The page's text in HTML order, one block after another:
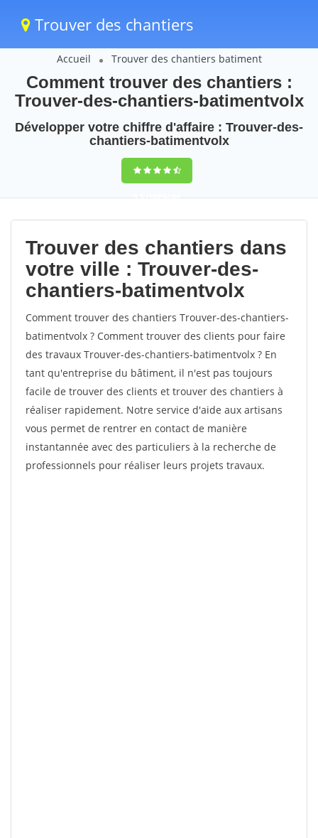
Trouver des chantiers
Accueil Trouver des chantiers batiment
Comment trouver des chantiers :
Trouver-des-chantiers-batimentvolx
Développer votre chiffre d'affaire : Trouver-des-
chantiers-batimentvolx
9,5(100%)64
votes
Trouver des chantiers dans
votre ville : Trouver-des-
chantiers-batimentvolx
Comment trouver des chantiers Trouver-des-chantiers-
batimentvolx ? Comment trouver des clients pour faire
des travaux Trouver-des-chantiers-batimentvolx ? En
tant qu'entreprise du bâtiment, il n'est pas toujours
facile de trouver des clients et trouver des chantiers à
réaliser rapidement. Notre service d'aide aux artisans
vous permet de rentrer en contact de manière
instantannée avec des particuliers à la recherche de
professionnels pour réaliser leurs projets travaux.